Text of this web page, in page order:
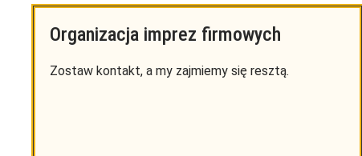
Organizacja imprez firmowych
Zostaw kontakt, a my zajmiemy się resztą.